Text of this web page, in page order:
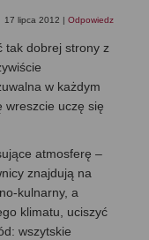
17 lipca 2012 Odpowiedz
tak dobrej strony z
w każdym
wreszcie uczę się
atmosferę –
znajdują na
kulnarny, a
klimatu, uciszyć
wszytskie